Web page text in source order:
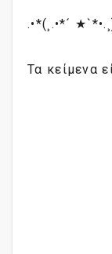
.•*(¸.•*´
Τα κείμενα